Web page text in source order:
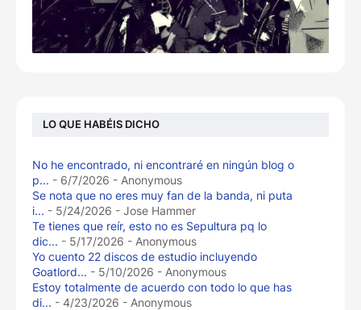
LO QUE HABÉIS DICHO
No he encontrado, ni encontraré en ningún blog o
p... - 6/7/2026 - Anonymous
Se nota que no eres muy fan de la banda, ni puta
i... - 5/24/2026 - Jose Hammer
Te tienes que reír, esto no es Sepultura pq lo
dic... - 5/17/2026 - Anonymous
Yo cuento 22 discos de estudio incluyendo
Goatlord... - 5/10/2026 - Anonymous
Estoy totalmente de acuerdo con todo lo que has
di... - 4/23/2026 - Anonymous